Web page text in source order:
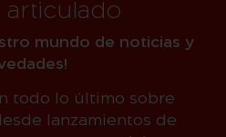
articulado
mundo de noticias y
todo lo último sobre
lanzamientos de